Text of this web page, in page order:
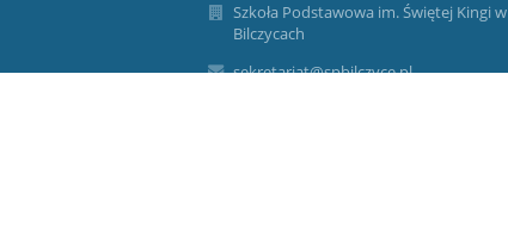
Szkoła Podstawowa im. Świętej Kingi w
Bilczycach
sekretariat@spbilczyce.pl